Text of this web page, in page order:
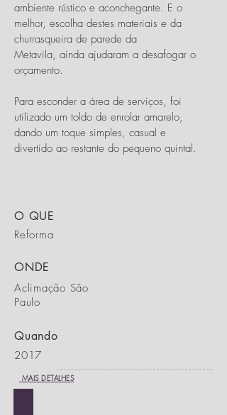
ambiente rústico e aconchegante. E o
melhor, escolha destes materiais e da
churrasqueira de parede da
Metavila, ainda ajudaram a desafogar o
orçamento.
Para esconder a área de serviços, foi
utilizado um toldo de enrolar amarelo,
dando um toque simples, casual e
divertido ao restante do pequeno quintal.
O QUE
Reforma
ONDE
Aclimação São
Paulo
Quando
2017
MAIS DETALHES